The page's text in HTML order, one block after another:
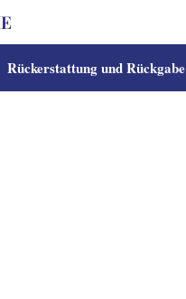
Rückerstattung und Rückgabe